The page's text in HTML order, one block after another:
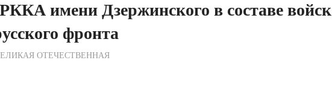
имени Дзержинского в составе войск
фронта
по Редакции
ОТЕЧЕСТВЕННАЯ